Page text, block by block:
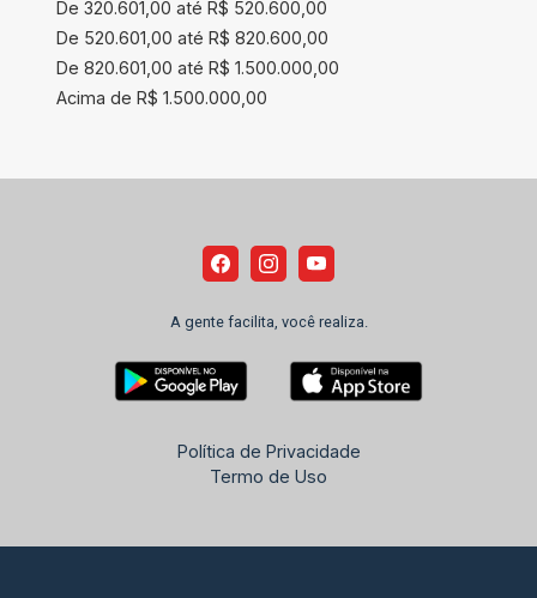
De 320.601,00 até R$ 520.600,00
De 520.601,00 até R$ 820.600,00
De 820.601,00 até R$ 1.500.000,00
Acima de R$ 1.500.000,00
A gente facilita, você realiza.
Política de Privacidade
Termo de Uso